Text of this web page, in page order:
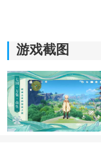
游戏截图